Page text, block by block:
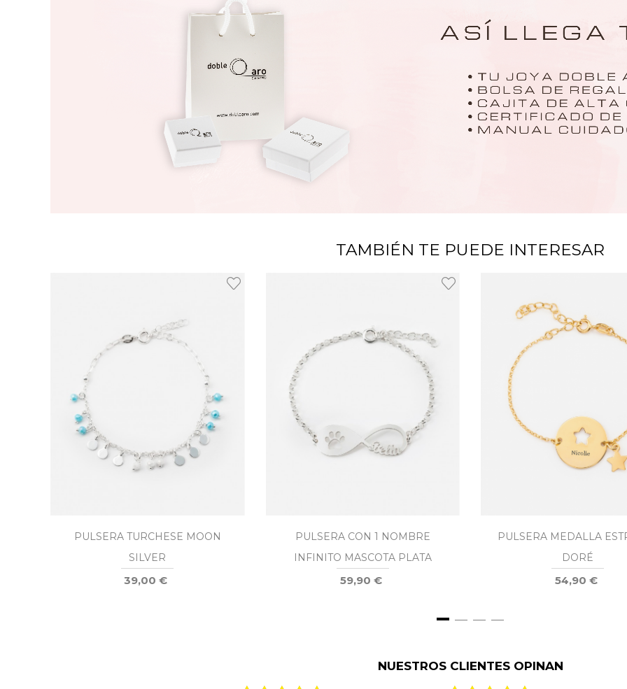
TAMBIÉN TE PUEDE INTERESAR
PULSERA TURCHESE MOON
SILVER
39,00 €
PULSERA CON 1 NOMBRE
INFINITO MASCOTA PLATA
59,90 €
PULSERA MEDALLA
DORÉ
54,90 €
NUESTROS CLIENTES OPINAN